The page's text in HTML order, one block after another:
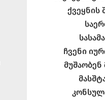
ქვეყნის
ჩვენი